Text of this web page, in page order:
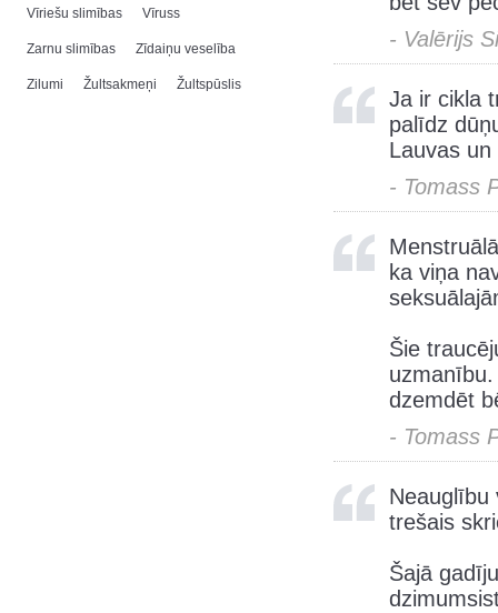
Vīriešu slimības Vīruss
Zarnu slimības Zīdaiņu veselība
Zilumi Žultsakmeņi Žultspūslis
- Valērijs
Ja ir cikla
palīdz
Lauvas
- Tomass
ka viņa
Šie
dzemdēt
- Tomass
Neauglību
trešais
Šajā